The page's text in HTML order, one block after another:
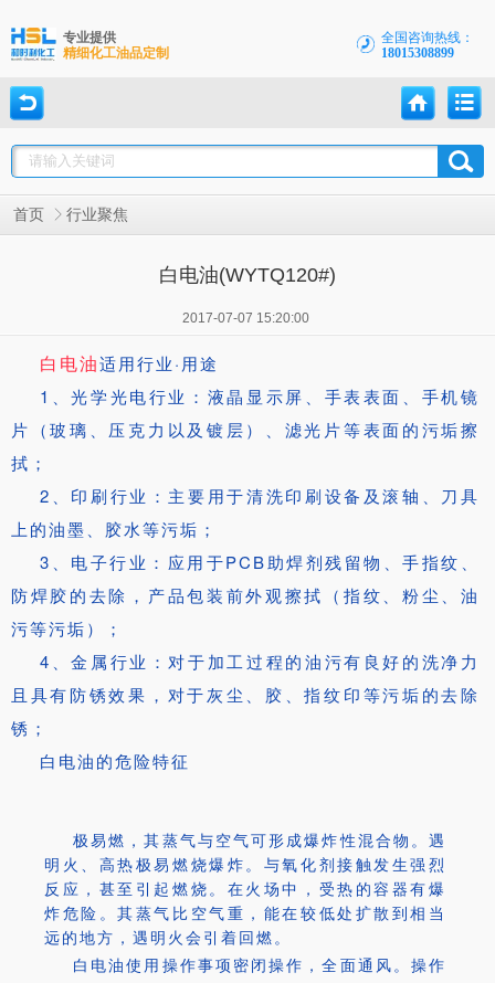
全国咨询热线：
18015308899
专业提供
精细化工油品定制
首页 行业聚焦
白电油(WYTQ120#)
2017-07-07 15:20:00
白电油适用行业·用途
1、光学光电行业：液晶显示屏、手表表面、手机镜
片（玻璃、压克力以及镀层）、滤光片等表面的污垢擦
拭；
2、印刷行业：主要用于清洗印刷设备及滚轴、刀具
上的油墨、胶水等污垢；
3、电子行业：应用于PCB助焊剂残留物、手指纹、
防焊胶的去除，产品包装前外观擦拭（指纹、粉尘、油
污等污垢）；
4、金属行业：对于加工过程的油污有良好的洗净力
且具有防锈效果，对于灰尘、胶、指纹印等污垢的去除
锈；
白电油的危险特征
极易燃，其蒸气与空气可形成爆炸性混合物。遇
明火、高热极易燃烧爆炸。与氧化剂接触发生强烈
反应，甚至引起燃烧。在火场中，受热的容器有爆
炸危险。其蒸气比空气重，能在较低处扩散到相当
远的地方，遇明火会引着回燃。
白电油使用操作事项 密闭操作，全面通风。操作